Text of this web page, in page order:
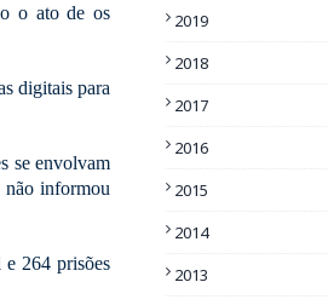
o ato de os
digitais para
se envolvam
não informou
264 prisões
2019
2018
2017
2016
2015
2014
2013